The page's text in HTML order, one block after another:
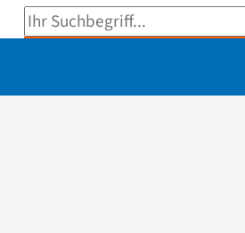
Suchbegriff eingeben